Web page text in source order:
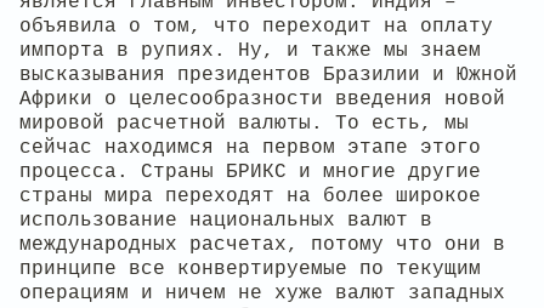
объявила о том, что переходит на оплату
импорта в рупиях. Ну, и также мы знаем
высказывания президентов Бразилии и Южной
Африки о целесообразности введения новой
мировой расчетной валюты. То есть, мы
сейчас находимся на первом этапе этого
процесса. Страны БРИКС и многие другие
страны мира переходят на более широкое
использование национальных валют в
международных расчетах, потому что они в
принципе все конвертируемые по текущим
операциям и ничем не хуже валют западных